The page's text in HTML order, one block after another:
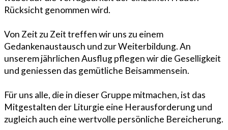
Rücksicht genommen wird.
Von Zeit zu Zeit treffen wir uns zu einem
Gedankenaustausch und zur Weiterbildung. An
unserem jährlichen Ausflug pflegen wir die Geselligkeit
und geniessen das gemütliche Beisammensein.
Für uns alle, die in dieser Gruppe mitmachen, ist das
Mitgestalten der Liturgie eine Herausforderung und
zugleich auch eine wertvolle persönliche Bereicherung.